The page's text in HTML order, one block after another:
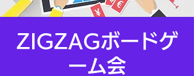
ZIGZAGボードゲ
ーム会